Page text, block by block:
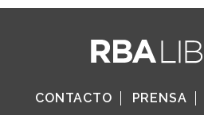
CONTACTO PRENSA